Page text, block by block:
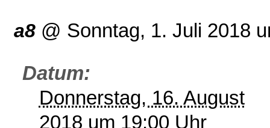
a8 @ Sonntag, 1. Juli 2018
Datum
Donnerstag, 16. August
2018 um 19:00 Uhr